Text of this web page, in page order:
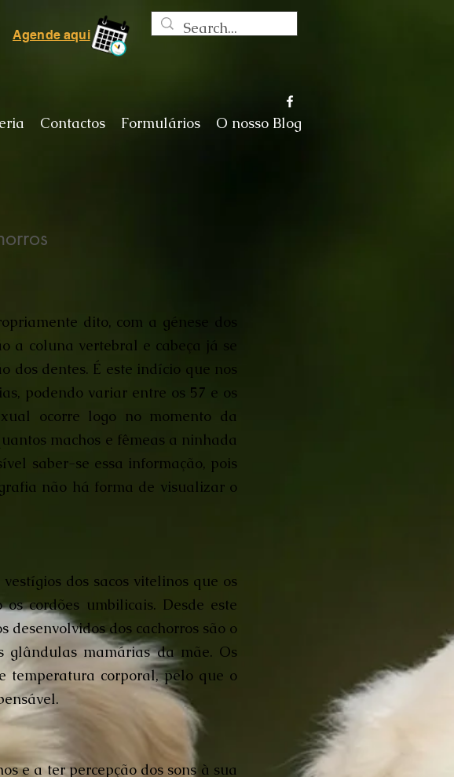
Agende aqui
Contactos Formulários O nosso Blog
dito, com a génese dos
a coluna vertebral e cabeça já se
dos dentes. É este indício que nos
podendo variar entre os 57 e os
ocorre logo no momento da
machos e fêmeas a ninhada
saber-se essa informação, pois
não há forma de visualizar o
dos sacos vitelinos que os
cordões umbilicais. Desde este
desenvolvidos dos cachorros são o
glândulas mamárias da mãe. Os
temperatura corporal, pelo que o
e a ter percepção dos sons à sua